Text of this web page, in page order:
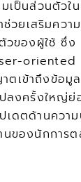
เป็นส่วนตัวใ
ช่วยเสริมคว
วของผู้ใช้ ซึ่
oriented
เข้าถึงข้อมู
ลงครั้งใหญ่
เดตด้านควา
นของนักการ